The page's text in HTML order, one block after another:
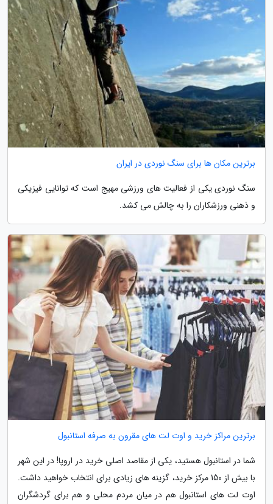
برترین مکان ها برای سنگ نوردی در ایران
سنگ نوردی یکی از فعالیت های ورزشی مهیج است که توانایی فیزیکی
و ذهنی ورزشکاران را به چالش می کشد.
برترین مراکز خرید و اوت لت های مقرون به صرفه استانبول
شما در استانبول هستید، یکی از مقاصد اصلی خرید در اروپا! در این شهر
با بیش از 150 مرکز خرید، گزینه های زیادی برای انتخاب خواهید داشت.
اوت لت های استانبول هم در میان مردم محلی و هم برای گردشگران